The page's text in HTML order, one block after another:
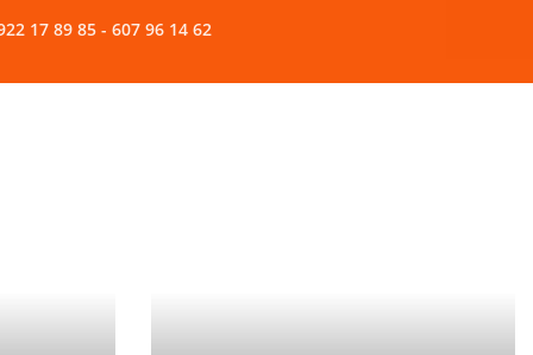
922 17 89 85 - 607 96 14 62